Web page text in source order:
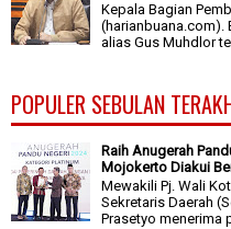
Kepala Bagian
(harianbuana.com).
alias Gus Muhdlor
POPULER SEBULAN
Raih Anugerah
Mojokerto Diakui
Mewakili Pj. Wali
Sekretaris Daerah
Prasetyo menerima